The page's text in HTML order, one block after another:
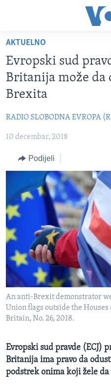
glavni
sadržaj
Pređi
na
glavnu
Idi
na
TV PROGRAM
FOTOGRAFIJE DANA
SJEDINJENE AMERIČKE
BOSNA I HERCEGOVINA
SVIJET
NAUKA I TEHNOLOGIJA
SPECIJALNI PROJEKTI
KORUPCIJA
SLOBODA MEDIJA
ŽENSKA STRANA
IZBJEGLIČKA STRANA
MAGAZIN
O GLASU AMERIKE
Learning English
PRATITE NAS
Jezici
AKTUELNO
Evropski sud
Britanija može da
Brexita
RADIO SLOBODNA EVROPA
10 decembar, 2018
Podijeli
An anti-Brexit demonstrator
Union flags outside the
Britain, No. 26, 2018.
Evropski sud pravde (ECJ)
Britanija ima pravo da
podstrek onima koji žele da